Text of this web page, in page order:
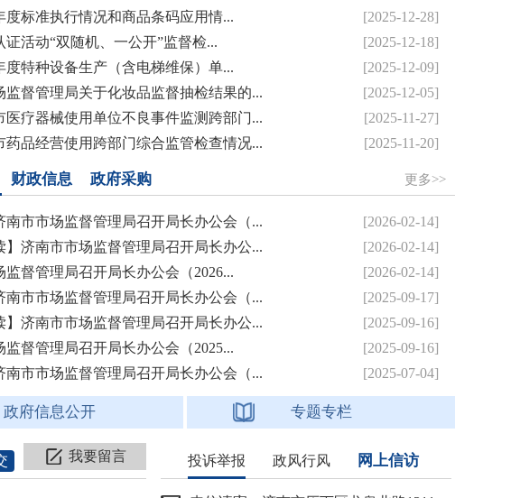
度标准执行情况和商品条码应用情...
[2025-12-28]
证活动“双随机、一公开”监督检...
[2025-12-18]
度特种设备生产（含电梯维保）单...
[2025-12-09]
监督管理局关于化妆品监督抽检结果的...
[2025-12-05]
医疗器械使用单位不良事件监测跨部门...
[2025-11-27]
药品经营使用跨部门综合监管检查情况...
[2025-11-20]
财政信息 政府采购 更多>>
南市市场监督管理局召开局长办公会（...
[2026-02-14]
】济南市市场监督管理局召开局长办公...
[2026-02-14]
监督管理局召开局长办公会（2026...
[2026-02-14]
南市市场监督管理局召开局长办公会（...
[2025-09-17]
】济南市市场监督管理局召开局长办公...
[2025-09-16]
监督管理局召开局长办公会（2025...
[2025-09-16]
南市市场监督管理局召开局长办公会（...
[2025-07-04]
政府信息公开 专题专栏
我要留言 投诉举报 政风行风 网上信访